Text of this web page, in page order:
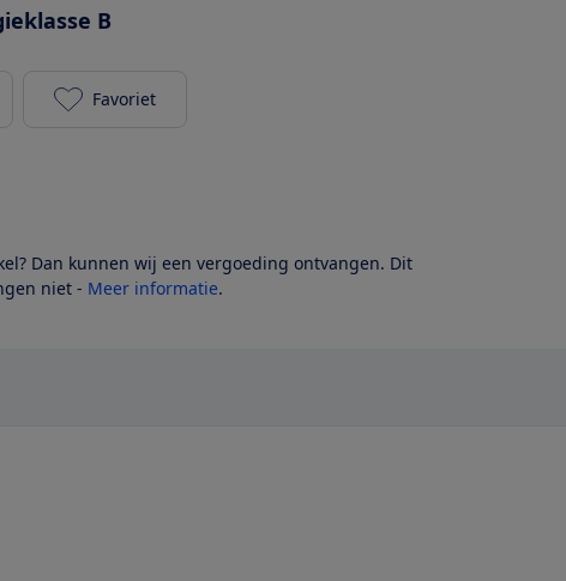
B
AEG FSE75748P toevoegen aan je favorieten
Favoriet
Dan kunnen wij een vergoeding ontvangen. Dit
niet - Meer informatie.